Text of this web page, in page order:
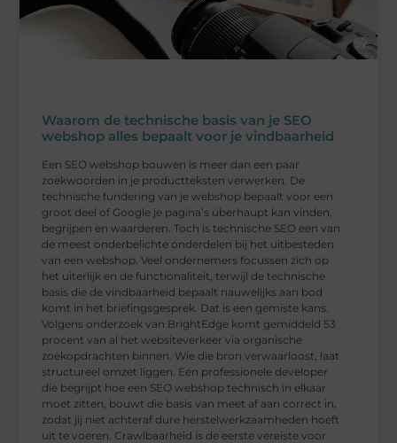
Waarom de technische basis van je SEO
webshop alles bepaalt voor je vindbaarheid
Een SEO webshop bouwen is meer dan een paar
zoekwoorden in je productteksten verwerken. De
technische fundering van je webshop bepaalt voor een
groot deel of Google je pagina’s überhaupt kan vinden,
begrijpen en waarderen. Toch is technische SEO een van
de meest onderbelichte onderdelen bij het uitbesteden
van een webshop. Veel ondernemers focussen zich op
het uiterlijk en de functionaliteit, terwijl de technische
basis die de vindbaarheid bepaalt nauwelijks aan bod
komt in het briefingsgesprek. Dat is een gemiste kans.
Volgens onderzoek van BrightEdge komt gemiddeld 53
procent van al het websiteverkeer via organische
zoekopdrachten binnen. Wie die bron verwaarloost, laat
structureel omzet liggen. Een professionele developer
die begrijpt hoe een SEO webshop technisch in elkaar
moet zitten, bouwt die basis van meet af aan correct in,
zodat jij niet achteraf dure herstelwerkzaamheden hoeft
uit te voeren. Crawlbaarheid is de eerste vereiste voor